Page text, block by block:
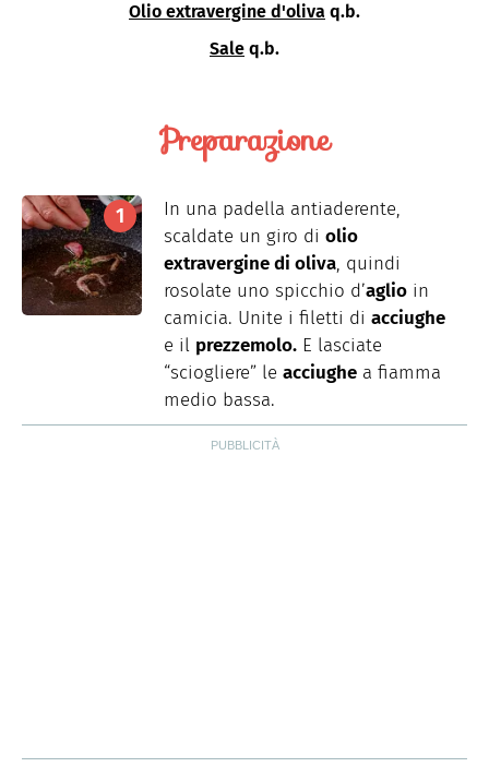
Olio extravergine d'oliva q.b.
Sale q.b.
Preparazione
In una padella antiaderente,
scaldate un giro di olio
extravergine di oliva, quindi
rosolate uno spicchio d’aglio in
camicia. Unite i filetti di acciughe
e il prezzemolo. E lasciate
“sciogliere” le acciughe a fiamma
medio bassa.